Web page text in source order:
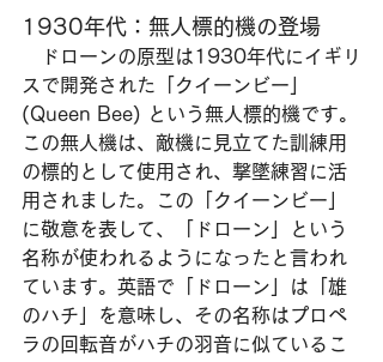
1930年代：無人標的機の登場
ドローンの原型は1930年代にイギリ
スで開発された「クイーンビー」
(Queen Bee) という無人標的機です。
この無人機は、敵機に見立てた訓練用
の標的として使用され、撃墜練習に活
用されました。この「クイーンビー」
に敬意を表して、「ドローン」という
名称が使われるようになったと言われ
ています。英語で「ドローン」は「雄
のハチ」を意味し、その名称はプロペ
ラの回転音がハチの羽音に似ているこ